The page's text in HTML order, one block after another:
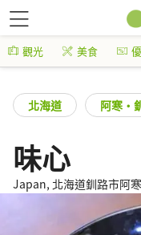
觀光 美食
北海道 阿寒・
味心
Japan, 北海道釧路市阿